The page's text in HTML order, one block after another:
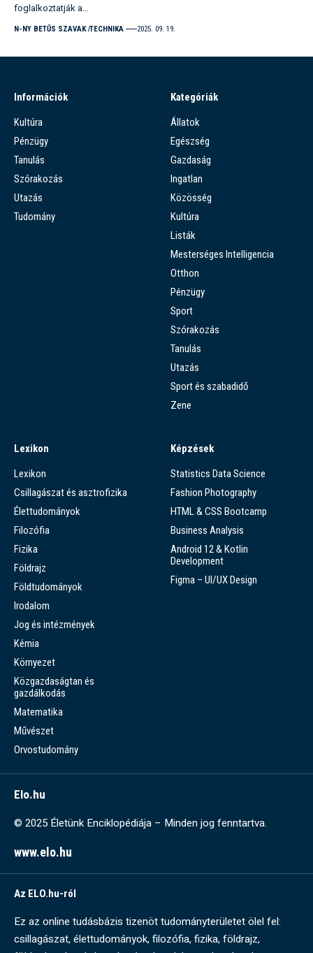
foglalkoztatják a…
N-NY BETŰS SZAVAK TECHNIKA 2025. 09. 19.
Információk
Kultúra
Pénzügy
Tanulás
Szórakozás
Utazás
Tudomány
Kategóriák
Állatok
Egészség
Gazdaság
Ingatlan
Közösség
Kultúra
Listák
Mesterséges Intelligencia
Otthon
Pénzügy
Sport
Szórakozás
Tanulás
Utazás
Sport és szabadidő
Zene
Lexikon
Lexikon
Csillagászat és asztrofizika
Élettudományok
Filozófia
Fizika
Földrajz
Földtudományok
Irodalom
Jog és intézmények
Kémia
Környezet
Közgazdaságtan és
gazdálkodás
Matematika
Művészet
Orvostudomány
Képzések
Statistics Data Science
Fashion Photography
HTML & CSS Bootcamp
Business Analysis
Android 12 & Kotlin
Development
Figma – UI/UX Design
Elo.hu
© 2025 Életünk Enciklopédiája – Minden jog fenntartva.
www.elo.hu
Az ELO.hu-ról
Ez az online tudásbázis tizenöt tudományterületet ölel fel:
csillagászat, élettudományok, filozófia, fizika, földrajz,